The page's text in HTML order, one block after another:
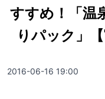
すすめ！「温
りパック」
2016-06-16 19:00